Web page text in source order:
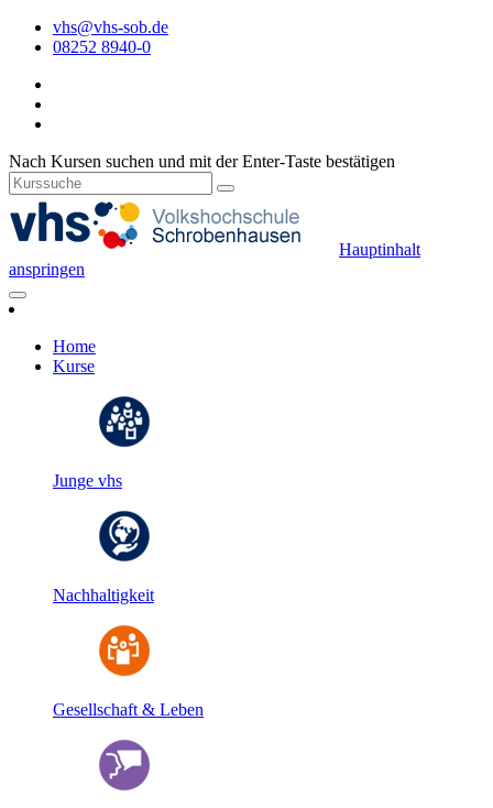
vhs@vhs-sob.de
08252 8940-0
Nach Kursen suchen und mit der Enter-Taste bestätigen
Hauptinhalt
anspringen
Home
Kurse
Junge vhs
Nachhaltigkeit
Gesellschaft & Leben